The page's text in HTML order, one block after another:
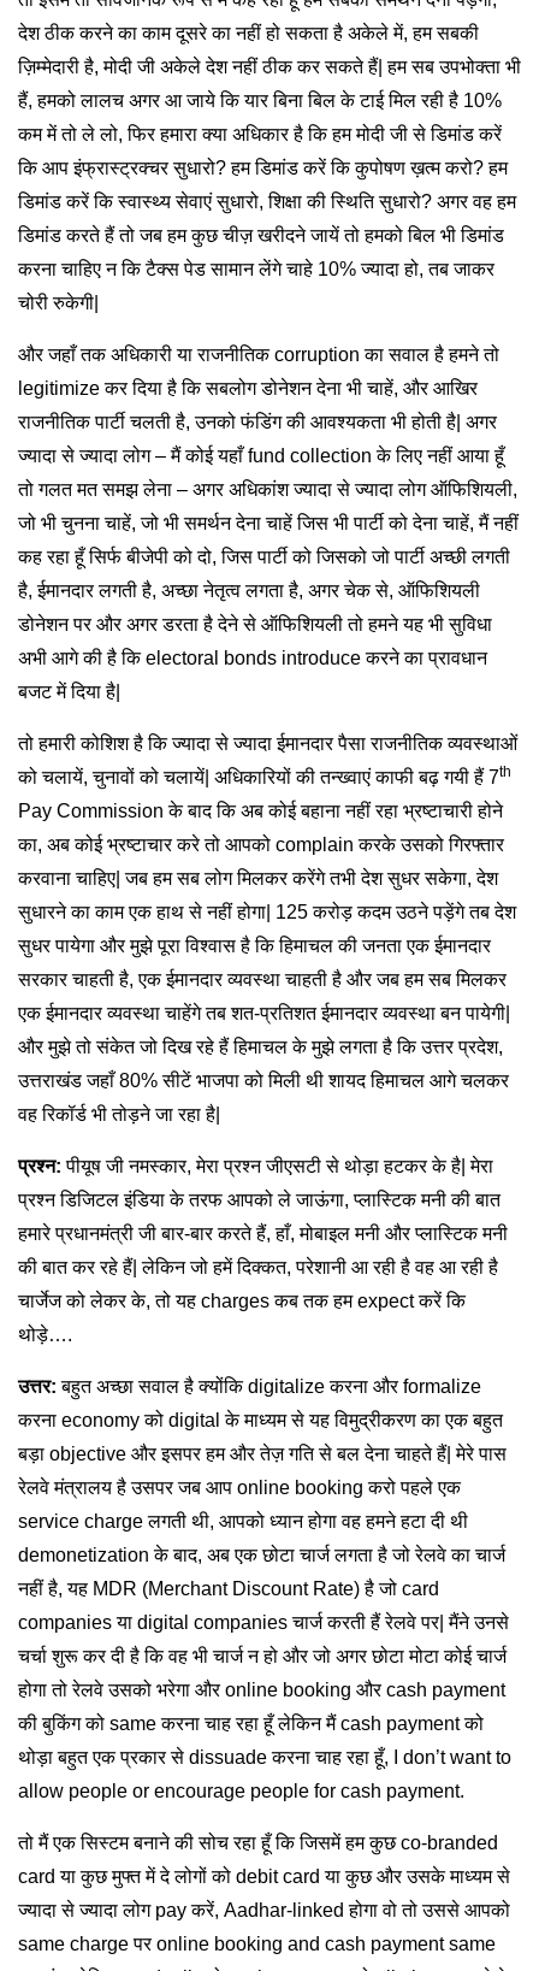
देश ठीक करने का काम दूसरे का नहीं हो सकता है अकेले में, हम सबकी
ज़िम्मेदारी है, मोदी जी अकेले देश नहीं ठीक कर सकते हैं| हम सब उपभोक्ता भी
हैं, हमको लालच अगर आ जाये कि यार बिना बिल के टाई मिल रही है 10%
कम में तो ले लो, फिर हमारा क्या अधिकार है कि हम मोदी जी से डिमांड करें
कि आप इंफ्रास्ट्रक्चर सुधारो? हम डिमांड करें कि कुपोषण ख़त्म करो? हम
डिमांड करें कि स्वास्थ्य सेवाएं सुधारो, शिक्षा की स्थिति सुधारो? अगर वह हम
डिमांड करते हैं तो जब हम कुछ चीज़ खरीदने जायें तो हमको बिल भी डिमांड
करना चाहिए न कि टैक्स पेड सामान लेंगे चाहे 10% ज्यादा हो, तब जाकर
चोरी रुकेगी|
और जहाँ तक अधिकारी या राजनीतिक corruption का सवाल है हमने तो
legitimize कर दिया है कि सबलोग डोनेशन देना भी चाहें, और आखिर
राजनीतिक पार्टी चलती है, उनको फंडिंग की आवश्यकता भी होती है| अगर
ज्यादा से ज्यादा लोग – मैं कोई यहाँ fund collection के लिए नहीं आया हूँ
तो गलत मत समझ लेना – अगर अधिकांश ज्यादा से ज्यादा लोग ऑफिशियली,
जो भी चुनना चाहें, जो भी समर्थन देना चाहें जिस भी पार्टी को देना चाहें, मैं नहीं
कह रहा हूँ सिर्फ बीजेपी को दो, जिस पार्टी को जिसको जो पार्टी अच्छी लगती
है, ईमानदार लगती है, अच्छा नेतृत्व लगता है, अगर चेक से, ऑफिशियली
डोनेशन पर और अगर डरता है देने से ऑफिशियली तो हमने यह भी सुविधा
अभी आगे की है कि electoral bonds introduce करने का प्रावधान
बजट में दिया है|
तो हमारी कोशिश है कि ज्यादा से ज्यादा ईमानदार पैसा राजनीतिक व्यवस्थाओं
को चलायें, चुनावों को चलायें| अधिकारियों की तन्ख्वाएं काफी बढ़ गयी हैं 7th
Pay Commission के बाद कि अब कोई बहाना नहीं रहा भ्रष्टाचारी होने
का, अब कोई भ्रष्टाचार करे तो आपको complain करके उसको गिरफ्तार
करवाना चाहिए| जब हम सब लोग मिलकर करेंगे तभी देश सुधर सकेगा, देश
सुधारने का काम एक हाथ से नहीं होगा| 125 करोड़ कदम उठने पड़ेंगे तब देश
सुधर पायेगा और मुझे पूरा विश्वास है कि हिमाचल की जनता एक ईमानदार
सरकार चाहती है, एक ईमानदार व्यवस्था चाहती है और जब हम सब मिलकर
एक ईमानदार व्यवस्था चाहेंगे तब शत-प्रतिशत ईमानदार व्यवस्था बन पायेगी|
और मुझे तो संकेत जो दिख रहे हैं हिमाचल के मुझे लगता है कि उत्तर प्रदेश,
उत्तराखंड जहाँ 80% सीटें भाजपा को मिली थी शायद हिमाचल आगे चलकर
वह रिकॉर्ड भी तोड़ने जा रहा है|
प्रश्न: पीयूष जी नमस्कार, मेरा प्रश्न जीएसटी से थोड़ा हटकर के है| मेरा
प्रश्न डिजिटल इंडिया के तरफ आपको ले जाऊंगा, प्लास्टिक मनी की बात
हमारे प्रधानमंत्री जी बार-बार करते हैं, हाँ, मोबाइल मनी और प्लास्टिक मनी
की बात कर रहे हैं| लेकिन जो हमें दिक्कत, परेशानी आ रही है वह आ रही है
चार्जेज को लेकर के, तो यह charges कब तक हम expect करें कि
थोड़े….
उत्तर: बहुत अच्छा सवाल है क्योंकि digitalize करना और formalize
करना economy को digital के माध्यम से यह विमुद्रीकरण का एक बहुत
बड़ा objective और इसपर हम और तेज़ गति से बल देना चाहते हैं| मेरे पास
रेलवे मंत्रालय है उसपर जब आप online booking करो पहले एक
service charge लगती थी, आपको ध्यान होगा वह हमने हटा दी थी
demonetization के बाद, अब एक छोटा चार्ज लगता है जो रेलवे का चार्ज
नहीं है, यह MDR (Merchant Discount Rate) है जो card
companies या digital companies चार्ज करती हैं रेलवे पर| मैंने उनसे
चर्चा शुरू कर दी है कि वह भी चार्ज न हो और जो अगर छोटा मोटा कोई चार्ज
होगा तो रेलवे उसको भरेगा और online booking और cash payment
की बुकिंग को same करना चाह रहा हूँ लेकिन मैं cash payment को
थोड़ा बहुत एक प्रकार से dissuade करना चाह रहा हूँ, I don’t want to
allow people or encourage people for cash payment.
तो मैं एक सिस्टम बनाने की सोच रहा हूँ कि जिसमें हम कुछ co-branded
card या कुछ मुफ्त में दे लोगों को debit card या कुछ और उसके माध्यम से
ज्यादा से ज्यादा लोग pay करें, Aadhar-linked होगा वो तो उससे आपको
same charge पर online booking and cash payment same